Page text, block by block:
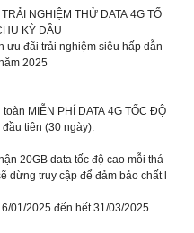
TRẢI NGHIỆM THỬ DATA 4G TỐ
KỲ ĐẦU
ưu đãi trải nghiệm siêu hấp dẫn
2025
MIỄN PHÍ DATA 4G TỐC ĐỘ
đầu tiên (30 ngày).
20GB data tốc độ cao mỗi thá
dừng truy cập để đảm bảo chất l
01/2025 đến hết 31/03/2025.